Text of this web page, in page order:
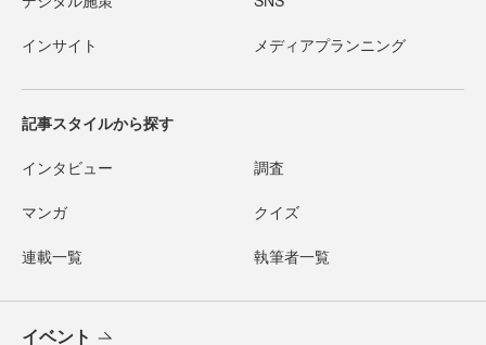
インサイト メディアプランニング
記事スタイルから探す
インタビュー 調査
マンガ クイズ
連載一覧 執筆者一覧
イベント